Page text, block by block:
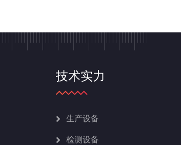
技术实力
生产设备
检测设备